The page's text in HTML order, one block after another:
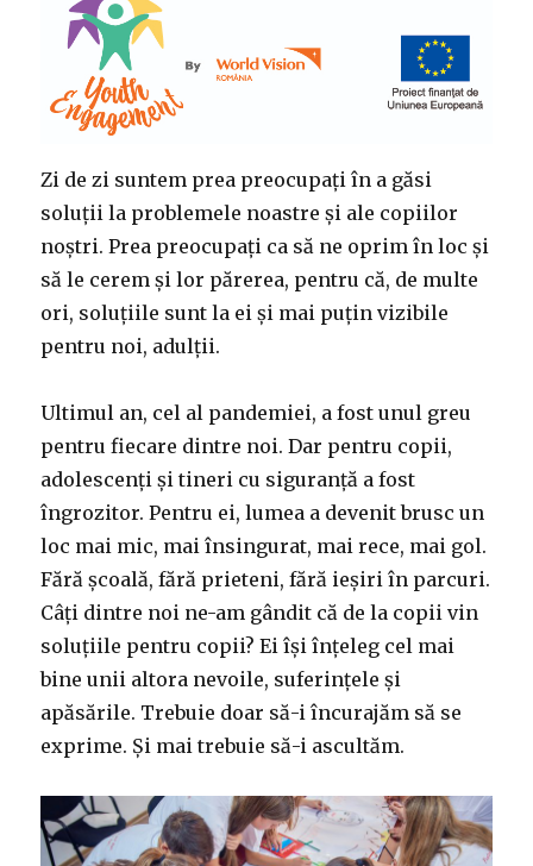
Zi de zi suntem prea preocupaţi în a găsi
soluţii la problemele noastre şi ale copiilor
noştri. Prea preocupaţi ca să ne oprim în loc şi
să le cerem şi lor părerea, pentru că, de multe
ori, soluţiile sunt la ei și mai puțin vizibile
pentru noi, adulții.
Ultimul an, cel al pandemiei, a fost unul greu
pentru fiecare dintre noi. Dar pentru copii,
adolescenţi şi tineri cu siguranţă a fost
îngrozitor. Pentru ei, lumea a devenit brusc un
loc mai mic, mai însingurat, mai rece, mai gol.
Fără şcoală, fără prieteni, fără ieşiri în parcuri.
Câţi dintre noi ne-am gândit că de la copii vin
soluţiile pentru copii? Ei îşi înţeleg cel mai
bine unii altora nevoile, suferinţele şi
apăsările. Trebuie doar să-i încurajăm să se
exprime. Și mai trebuie să-i ascultăm.